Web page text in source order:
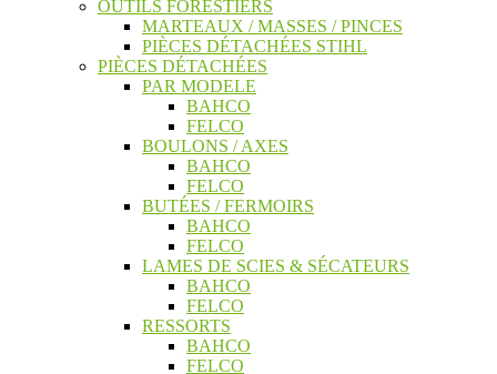
OUTILS FORESTIERS
MARTEAUX / MASSES / PINCES
PIÈCES DÉTACHÉES STIHL
PIÈCES DÉTACHÉES
PAR MODELE
BAHCO
FELCO
BOULONS / AXES
BAHCO
FELCO
BUTÉES / FERMOIRS
BAHCO
FELCO
LAMES DE SCIES & SÉCATEURS
BAHCO
FELCO
RESSORTS
BAHCO
FELCO